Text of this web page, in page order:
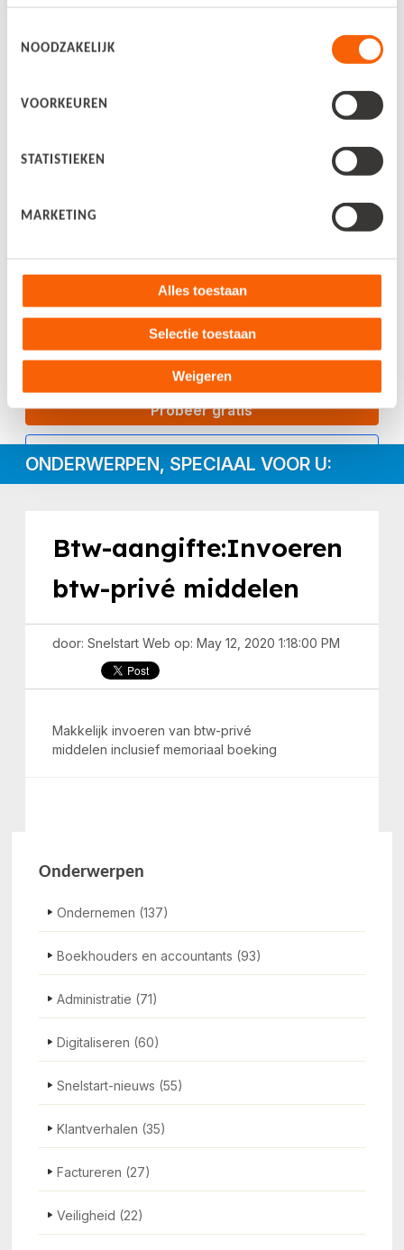
NOODZAKELIJK
VOORKEUREN
STATISTIEKEN
MARKETING
Alles toestaan
Selectie toestaan
Weigeren
Bekijk alle blogs
Over ons
Probeer gratis
Inloggen
ONDERWERPEN, SPECIAAL VOOR U:
Btw-aangifte:Invoeren
btw-privé middelen
door: Snelstart Web op: May 12, 2020 1:18:00 PM
Makkelijk invoeren van btw-privé
middelen inclusiefmemoriaal boeking
Onderwerpen
Ondernemen (137)
Boekhouders en accountants (93)
Administratie (71)
Digitaliseren (60)
Snelstart-nieuws (55)
Klantverhalen (35)
Factureren (27)
Veiligheid (22)